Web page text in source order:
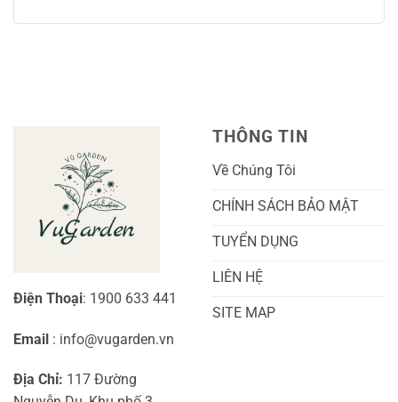
Lan
Cho
Người
Mới
Bắt
Đầu
bình
Chi
Tiết
Và
Toàn
Diện
Điện Thoại: 1900 633 441
Email : info@vugarden.vn
Địa Chỉ: 117 Đường
THÔNG TIN
Về Chúng Tôi
CHÍNH SÁCH BẢO MẬT
TUYỂN DỤNG
LIÊN HỆ
SITE MAP